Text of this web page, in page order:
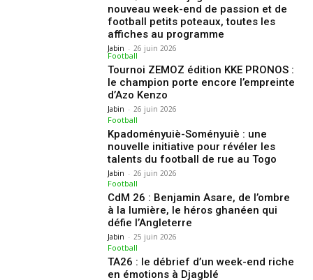
nouveau week-end de passion et de
football petits poteaux, toutes les
affiches au programme
Jabin - 26 juin 2026
Football
Tournoi ZEMOZ édition KKE PRONOS :
le champion porte encore l’empreinte
d’Azo Kenzo
Jabin - 26 juin 2026
Football
Kpadoményuiè-Soményuiè : une
nouvelle initiative pour révéler les
talents du football de rue au Togo
Jabin - 26 juin 2026
Football
CdM 26 : Benjamin Asare, de l’ombre
à la lumière, le héros ghanéen qui
défie l’Angleterre
Jabin - 25 juin 2026
Football
TA26 : le débrief d’un week-end riche
en émotions à Djagblé